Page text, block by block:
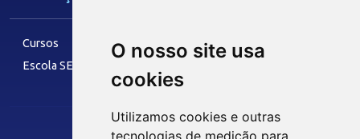
O nosso site usa
cookies
Utilizamos cookies e outras
tecnologias de medição para
Cursos
Escola SESI
IEL